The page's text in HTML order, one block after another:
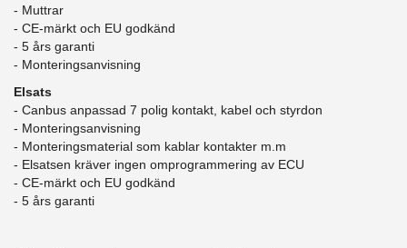
- Muttrar
- CE-märkt och EU godkänd
​- 5 års garanti
- Monteringsanvisning
Elsats
- Canbus anpassad 7 polig kontakt, kabel och styrdon
- Monteringsanvisning
- Monteringsmaterial som kablar kontakter m.m
- Elsatsen kräver ingen omprogrammering av ECU
- CE-märkt och EU godkänd
​- 5 års garanti